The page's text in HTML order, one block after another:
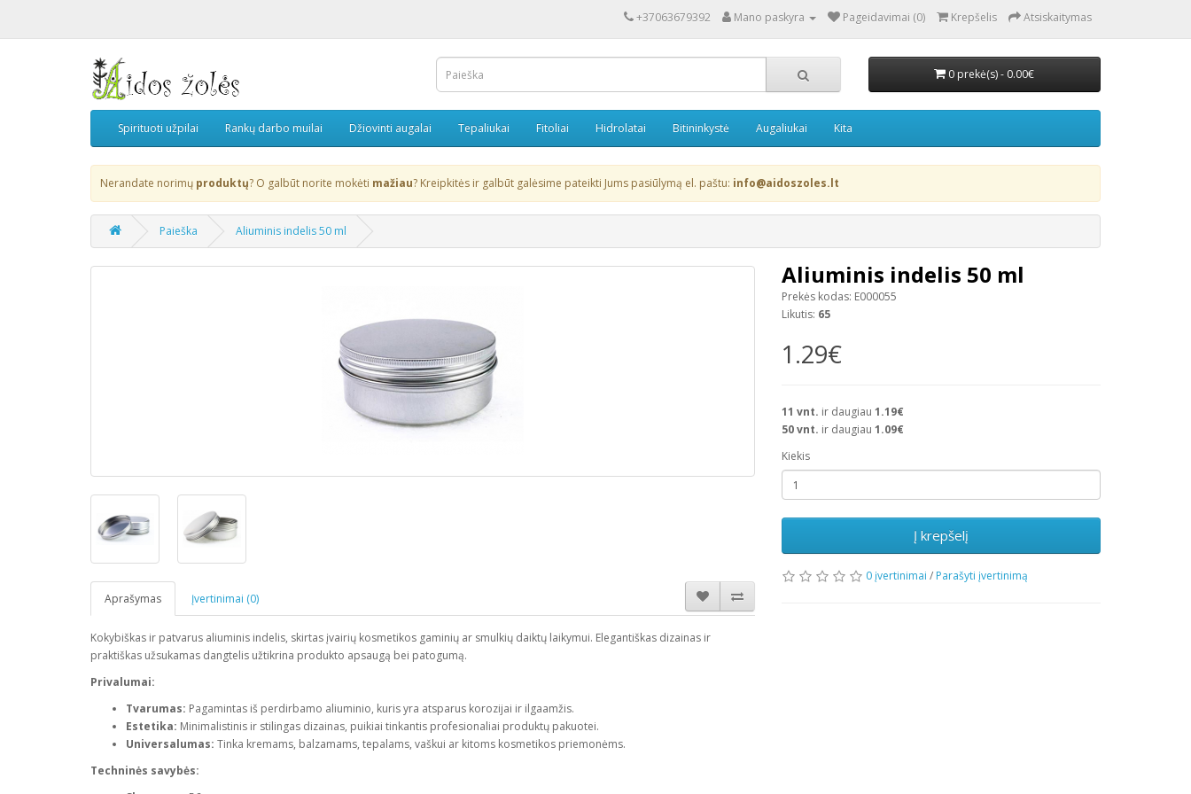
+37063679392 Mano paskyra Pageidavimai (0) Krepšelis Atsiskaitymas
0 prekė(s) - 0.00€
Spirituoti užpilai Rankų darbo muilai Džiovinti augalai Tepaliukai Fitoliai Hidrolatai Bitininkystė Augaliukai Kita
Nerandate norimų produktų? O galbūt norite mokėti mažiau? Kreipkitės ir galbūt galėsime pateikti Jums pasiūlymą el. paštu: info@aidoszoles.lt
Paieška Aliuminis indelis 50 ml
Aprašymas Įvertinimai (0)
Kokybiškas ir patvarus aliuminis indelis, skirtas įvairių kosmetikos gaminių ar smulkių daiktų laikymui. Elegantiškas dizainas ir
praktiškas užsukamas dangtelis užtikrina produkto apsaugą bei patogumą.
Privalumai:
Tvarumas: Pagamintas iš perdirbamo aliuminio, kuris yra atsparus korozijai ir ilgaamžis.
Estetika: Minimalistinis ir stilingas dizainas, puikiai tinkantis profesionaliai produktų pakuotei.
Universalumas: Tinka kremams, balzamams, tepalams, vaškui ar kitoms kosmetikos priemonėms.
Techninės savybės:
Aliuminis indelis 50 ml
Prekės kodas: E000055
Likutis: 65
1.29€
11 vnt. ir daugiau 1.19€
50vnt. ir daugiau 1.09€
Kiekis
Į krepšelį
0 įvertinimai / Parašyti įvertinimą